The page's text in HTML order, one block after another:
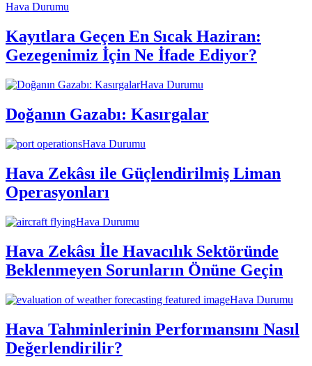
Hava Durumu
Kayıtlara Geçen En Sıcak Haziran:
Gezegenimiz İçin Ne İfade Ediyor?
Hava Durumu
Doğanın Gazabı: Kasırgalar
Hava Durumu
Hava Zekâsı ile Güçlendirilmiş Liman
Operasyonları
Hava Durumu
Hava Zekâsı İle Havacılık Sektöründe
Beklenmeyen Sorunların Önüne Geçin
Hava Durumu
Hava Tahminlerinin Performansını Nasıl
Değerlendirilir?